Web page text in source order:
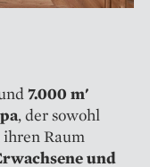
7.000 m'
, der sowohl
ihren Raum
und